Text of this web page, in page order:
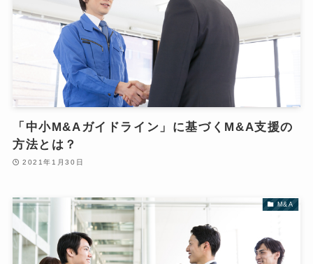
「中小M&Aガイドライン」に基づくM&A支援の
方法とは？
2021年1月30日
M&A